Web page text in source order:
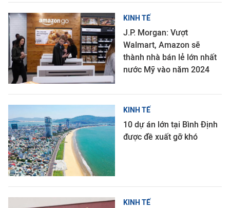
KINH TẾ
J.P. Morgan: Vượt
Walmart, Amazon sẽ
thành nhà bán lẻ lớn nhất
nước Mỹ vào năm 2024
KINH TẾ
10 dự án lớn tại Bình Định
được đề xuất gỡ khó
KINH TẾ